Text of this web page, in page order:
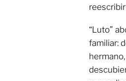
“Luto”
familiar: